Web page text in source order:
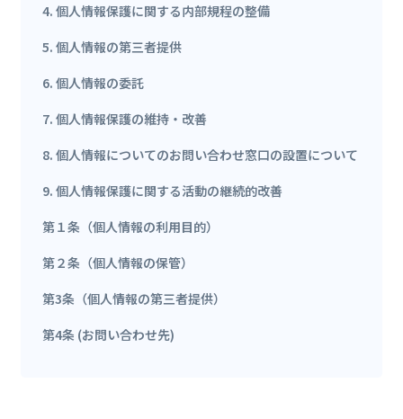
4. 個人情報保護に関する内部規程の整備
5. 個人情報の第三者提供
6. 個人情報の委託
7. 個人情報保護の維持・改善
8. 個人情報についてのお問い合わせ窓口の設置について
9. 個人情報保護に関する活動の継続的改善
第１条（個人情報の利用目的）
第２条（個人情報の保管）
第3条（個人情報の第三者提供）
第4条 (お問い合わせ先)